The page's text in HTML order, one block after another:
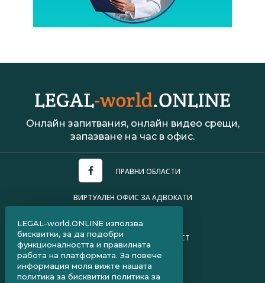
Онлайн запитвания, онлайн видео срещи,
запазване на час в офис.
ПРАВНИ ОБЛАСТИ
ВИРТУАЛЕН ОФИС ЗА АДВОКАТИ
ПОЛИТИКА ЗА ПОВЕРИТЕЛНОСТ
ЧЗВ ЗА КЛИЕНТИ
ЧЗВ ЗА АДВОКАТИ
LEGAL-world.ONLINE използва
бисквитки, за да подобри
функционалността и правилната
работа на платформата. За повече
информация моля вижте нашата
политика за бисквитки политика за